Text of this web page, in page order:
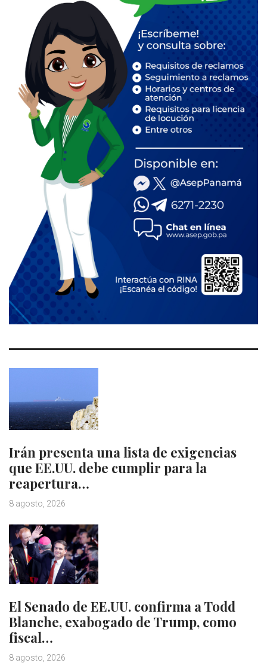
Irán presenta una lista de exigencias
que EE.UU. debe cumplir para la
reapertura…
8 agosto, 2026
El Senado de EE.UU. confirma a Todd
Blanche, exabogado de Trump, como
fiscal…
8 agosto, 2026